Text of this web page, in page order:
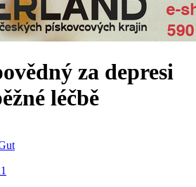
za depresi
léčbě